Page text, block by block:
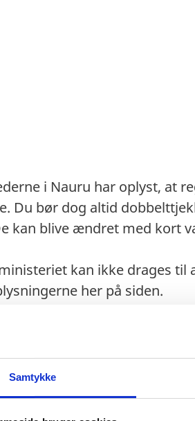
Samtykke
i Nauru har oplyst, at
Du bør dog altid
kan blive ændret med kort
kan ikke drages til
her på siden.
Du skal søge om visum